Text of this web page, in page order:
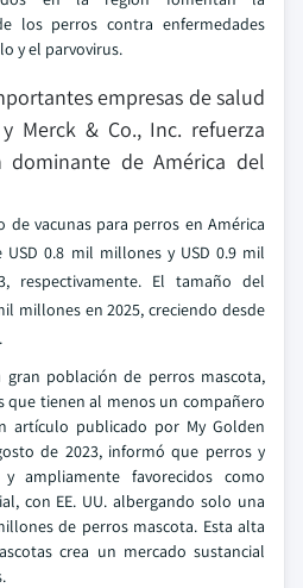
los perros contra enfermedades
y el parvovirus.
empresas de salud
Merck & Co., Inc. refuerza
dominante de América del
de vacunas para perros en América
0.8 mil millones y USD 0.9 mil
respectivamente. El tamaño del
millones en 2025, creciendo desde
gran población de perros mascota,
que tienen al menos un compañero
artículo publicado por My Golden
de 2023, informó que perros y
ampliamente favorecidos como
con EE. UU. albergando solo una
de perros mascota. Esta alta
crea un mercado sustancial